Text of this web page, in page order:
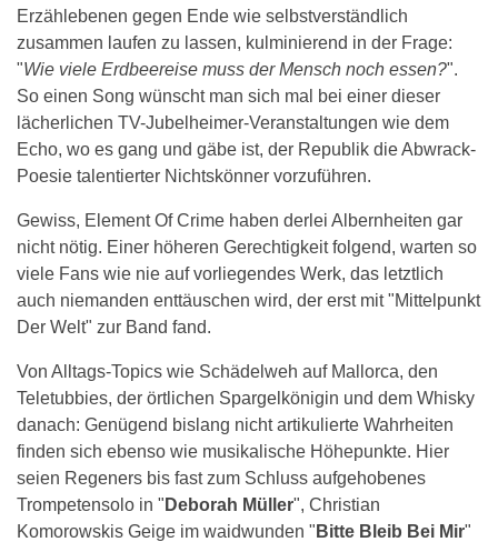
Erzählebenen gegen Ende wie selbstverständlich
zusammen laufen zu lassen, kulminierend in der Frage:
"Wie viele Erdbeereise muss der Mensch noch essen?".
So einen Song wünscht man sich mal bei einer dieser
lächerlichen TV-Jubelheimer-Veranstaltungen wie dem
Echo, wo es gang und gäbe ist, der Republik die Abwrack-
Poesie talentierter Nichtskönner vorzuführen.
Gewiss, Element Of Crime haben derlei Albernheiten gar
nicht nötig. Einer höheren Gerechtigkeit folgend, warten so
viele Fans wie nie auf vorliegendes Werk, das letztlich
auch niemanden enttäuschen wird, der erst mit "Mittelpunkt
Der Welt" zur Band fand.
Von Alltags-Topics wie Schädelweh auf Mallorca, den
Teletubbies, der örtlichen Spargelkönigin und dem Whisky
danach: Genügend bislang nicht artikulierte Wahrheiten
finden sich ebenso wie musikalische Höhepunkte. Hier
seien Regeners bis fast zum Schluss aufgehobenes
Trompetensolo in " Deborah Müller", Christian
Komorowskis Geige im waidwunden " Bitte Bleib Bei Mir"